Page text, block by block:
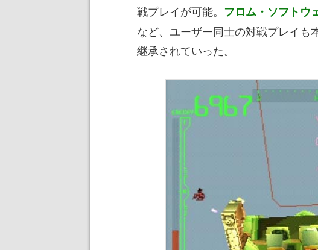
戦プレイが可能。 フロム・ソフトウ
など、ユーザー同士の対戦プレイも
継承されていった。